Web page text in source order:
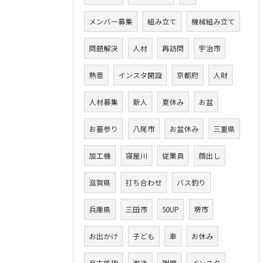
メンバー募集 組み立て 機械組み立て
問題解決 人材 再訪問 宇治市
熱意 インスタ開設 京都府 人財
人材募集 新人 夏休み お盆
お墓参り 八尾市 お盆休み 三重県
加工機 寝屋川 従業員 顔出し
滋賀県 打ち合わせ バス釣り
兵庫県 三田市 50UP 堺市
お出かけ 子ども 車 お休み